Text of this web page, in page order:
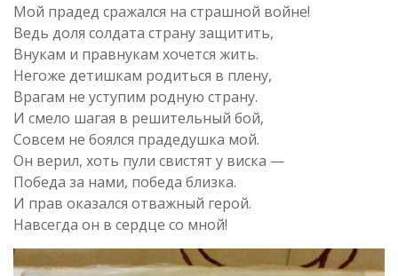
Мой прадед сражался на страшной войне!
Ведь доля солдата страну защитить,
Внукам и правнукам хочется жить.
Негоже детишкам родиться в плену,
Врагам не уступим родную страну.
И смело шагая в решительный бой,
Совсем не боялся прадедушка мой.
Он верил, хоть пули свистят у виска —
Победа за нами, победа близка.
И прав оказался отважный герой.
Навсегда он в сердце со мной!